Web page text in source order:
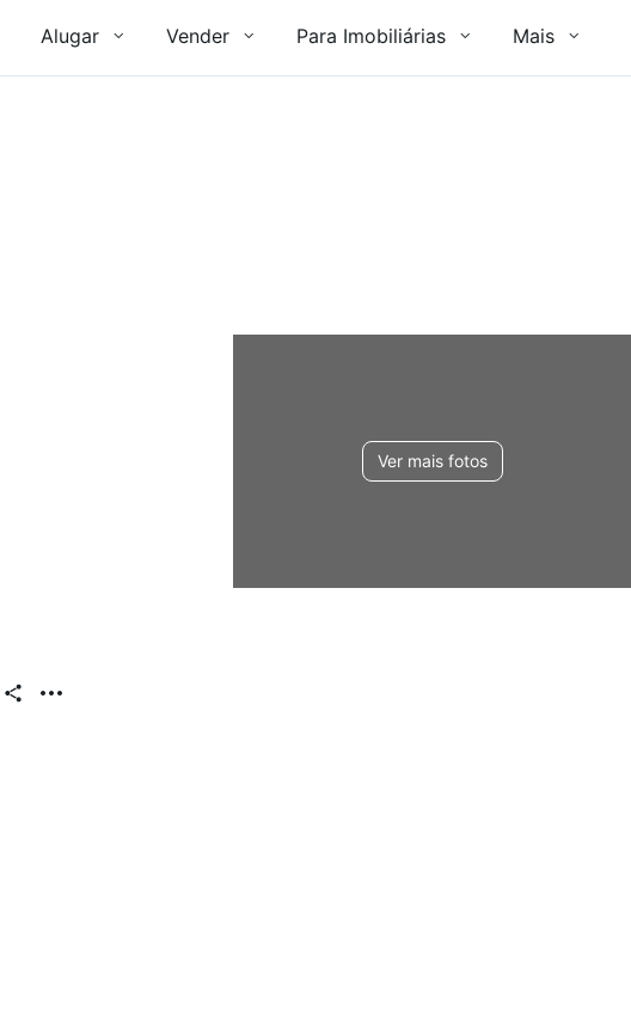
Alugar Vender Para Imobiliárias Mais
Ver mais fotos